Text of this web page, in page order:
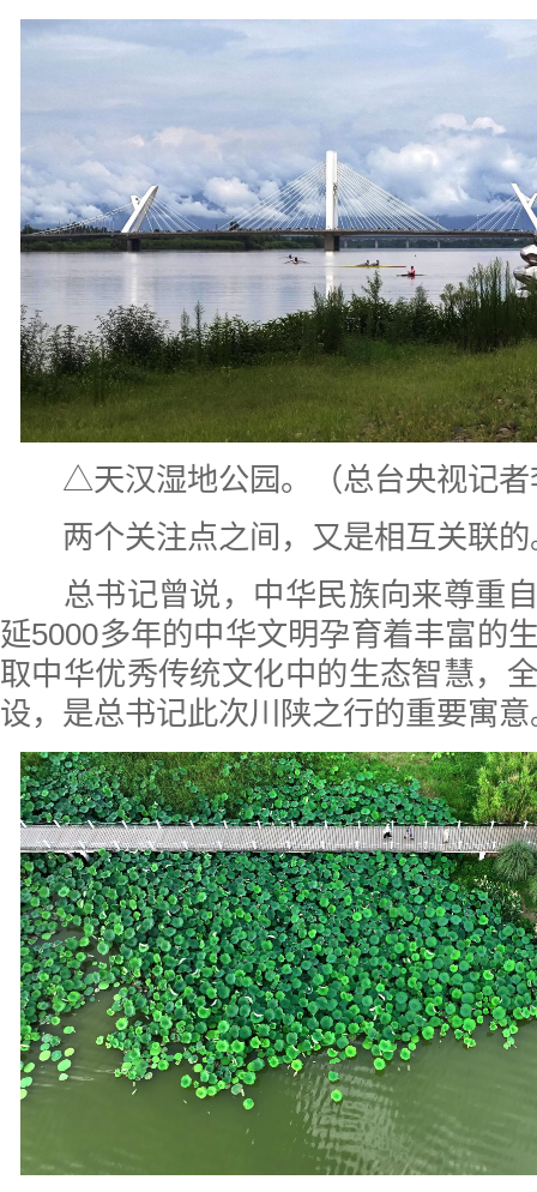
△天汉湿地公园。（总台央视记者
两个关注点之间，又是相互关联的
总书记曾说，中华民族向来尊重自
延5000多年的中华文明孕育着丰富的
取中华优秀传统文化中的生态智慧，
设，是总书记此次川陕之行的重要寓意